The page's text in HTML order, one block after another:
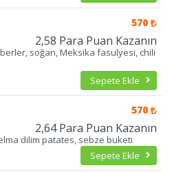
570
2,58 Para Puan Kazanın
soğan, Meksika fasulyesi, chili
Sepete Ekle
570
2,64 Para Puan Kazanın
dilim patates, sebze buketi
Sepete Ekle